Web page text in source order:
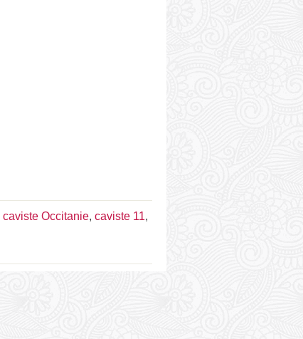
caviste Occitanie, caviste 11,